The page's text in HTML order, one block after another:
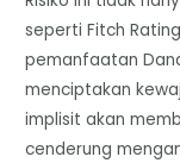
seperti Fitch
pemanfaatan
menciptakan
implisit akan
cenderung